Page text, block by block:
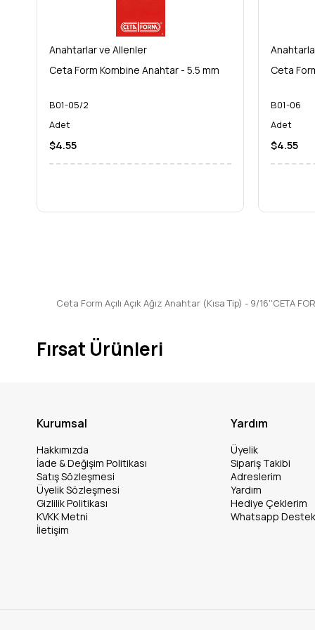
Anahtarlar ve Allenler
Ceta Form Kombine Anahtar - 5.5 mm
B01-05/2
Adet
$4.55
Ceta
B01-06
Adet
$4.55
Ceta Form Açılı Açık Ağız Anahtar (Kısa Tip) - 9/16''CETA
Fırsat Ürünleri
Kurumsal
Hakkımızda
İade & Değişim Politikası
Satış Sözleşmesi
Üyelik Sözleşmesi
Gizlilik Politikası
KVKK Metni
İletişim
Yardım
Üyelik
Sipariş Takibi
Adreslerim
Yardım
Hediye Çeklerim
Whatsapp Destek